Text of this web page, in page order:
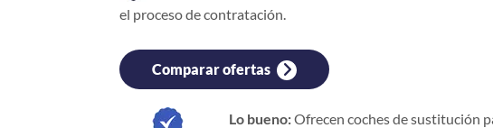
el proceso de contratación.
Comparar ofertas
Lo bueno:Ofrecen coches de sustitución